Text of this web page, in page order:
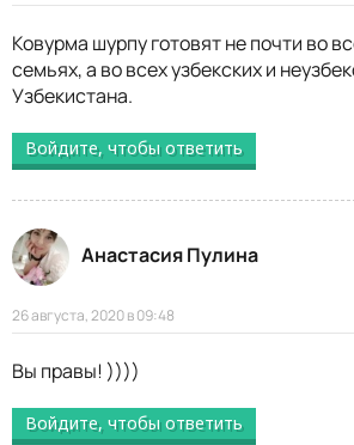
Ковурма шурпу готовят не почти во
семьях, а во всех узбекских и
Узбекистана.
Войдите, чтобы ответить
Анастасия Пулина
26 августа, 2020 в 09:48
Вы правы! ))))
Войдите, чтобы ответить